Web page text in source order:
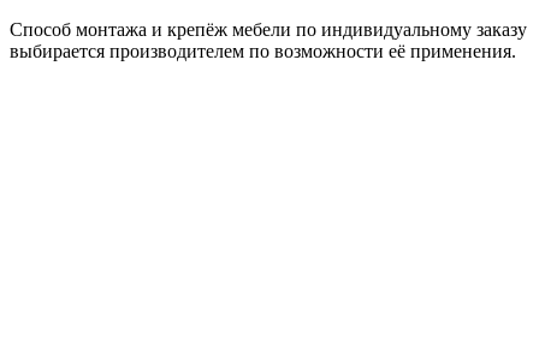
Способ монтажа и крепёж мебели по индивидуальному заказу
выбирается производителем по возможности её применения.